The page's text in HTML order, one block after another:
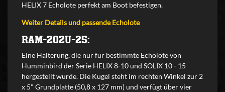
HELIX 7 Echolote perfekt am Boot befestigen.
Weiter Details und passende Echolote
RAM-202U-25:
Eine Halterung, die nur für bestimmte Echolote von
Humminbird der Serie HELIX 8-10 und SOLIX 10 - 15
hergestellt wurde. Die Kugel steht im rechten Winkel zur 2
x 5" Grundplatte (50,8 x 127 mm) und verfügt über vier